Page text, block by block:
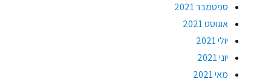
ספטמבר 2021
אוגוסט 2021
יולי 2021
יוני 2021
מאי 2021